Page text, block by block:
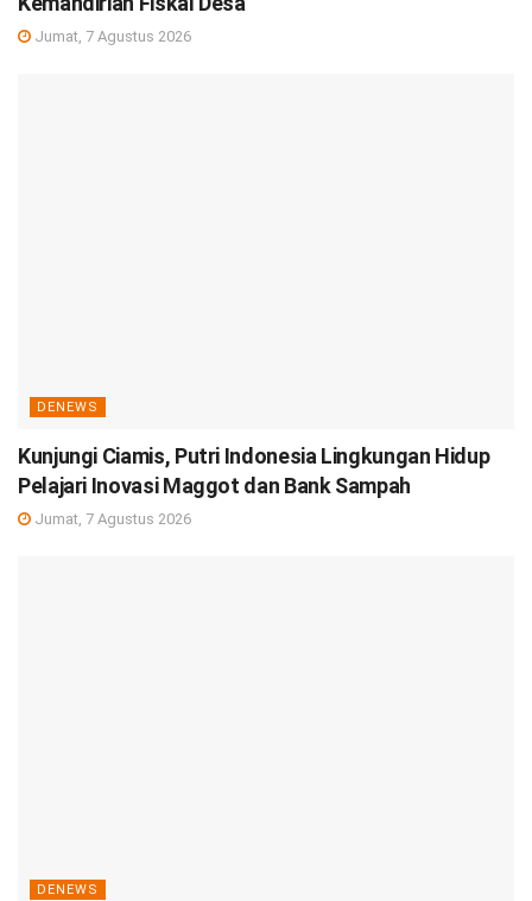
Jumat, 7 Agustus 2026
DENEWS
Kunjungi Ciamis, Putri Indonesia Lingkungan Hidup
Pelajari Inovasi Maggot dan Bank Sampah
Jumat, 7 Agustus 2026
DENEWS